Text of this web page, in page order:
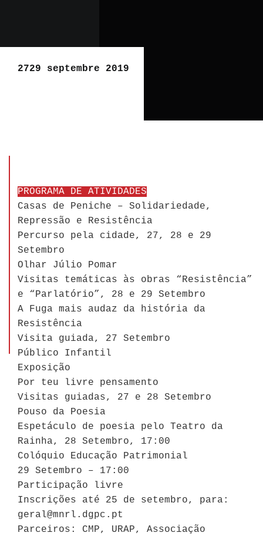
2729 septembre 2019
PROGRAMA DE ATIVIDADES
Casas de Peniche – Solidariedade,
Repressão e Resistência
Percurso pela cidade, 27, 28 e 29
Setembro
Olhar Júlio Pomar
Visitas temáticas às obras “Resistência”
e “Parlatório”, 28 e 29 Setembro
A Fuga mais audaz da história da
Resistência
Visita guiada, 27 Setembro
Público Infantil
Exposição
Por teu livre pensamento
Visitas guiadas, 27 e 28 Setembro
Pouso da Poesia
Espetáculo de poesia pelo Teatro da
Rainha, 28 Setembro, 17:00
Colóquio Educação Patrimonial
29 Setembro – 17:00
Participação livre
Inscrições até 25 de setembro, para:
geral@mnrl.dgpc.pt
Parceiros: CMP, URAP, Associação